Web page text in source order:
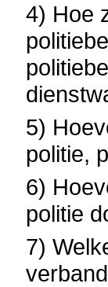
4) Hoe
5)
politie,
6)
politie
7)